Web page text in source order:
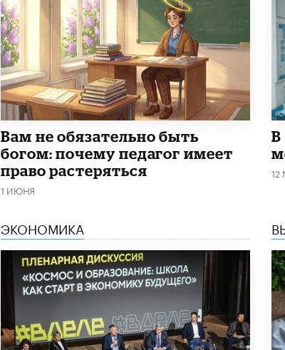
​Вам не обязательно быть
богом: почему педагог имеет
право растеряться
1 ИЮНЯ
В
12
ЭКОНОМИКА